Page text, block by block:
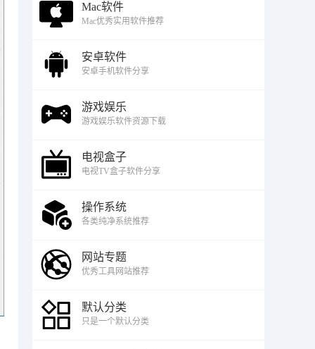
Mac软件
Mac优秀实用软件推荐
安卓软件
安卓手机软件分享
游戏娱乐
游戏娱乐软件资源下载
电视盒子
电视TV盒子软件分享
操作系统
各类纯净系统推荐
网站专题
优秀工具网站推荐
默认分类
只是一个默认分类